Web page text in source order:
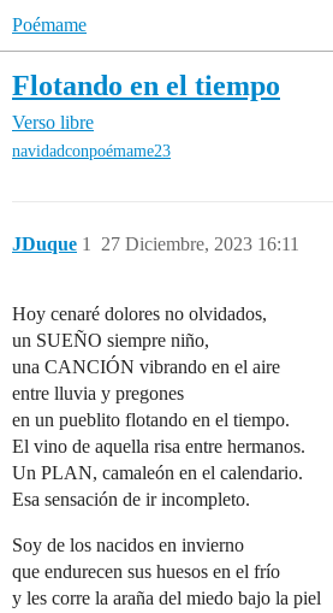
Poémame
Flotando en el tiempo
Verso libre
navidadconpoémame23
JDuque 27 Diciembre, 2023 16:11
1
Hoy cenaré dolores no olvidados,
un SUEÑO siempre niño,
una CANCIÓN vibrando en el aire
entre lluvia y pregones
en un pueblito flotando en el tiempo.
El vino de aquella risa entre hermanos.
Un PLAN, camaleón en el calendario.
Esa sensación de ir incompleto.
Soy de los nacidos en invierno
que endurecen sus huesos en el frío
y les corre la araña del miedo bajo la piel